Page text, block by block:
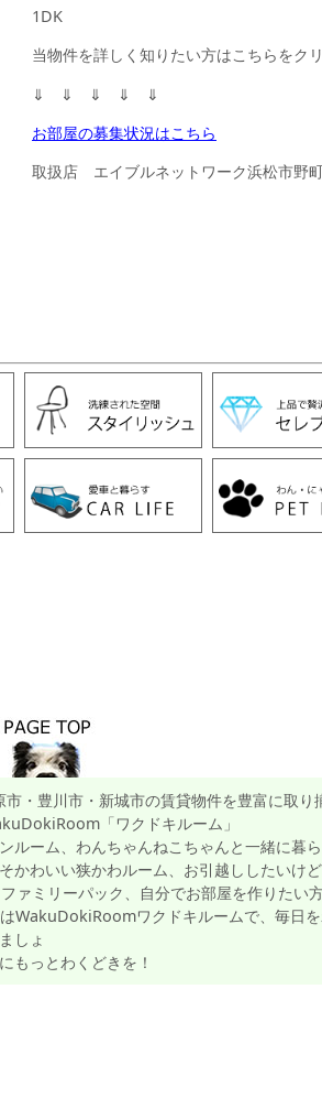
1DK
当物件を詳しく知りたい方はこちらをク
⇓ ⇓ ⇓ ⇓ ⇓
お部屋の募集状況はこちら
取扱店 エイブルネットワーク浜松市野
・豊川市・新城市の賃貸物件を豊富に取り
「ワクドキルーム」
ーム、わんちゃんねこちゃんと一緒に暮
わいい狭かわルーム、お引越ししたいけ
ァミリーパック、自分でお部屋を作りたい
WakuDokiRoomワクドキルームで、毎日
しょ
もっとわくどきを！